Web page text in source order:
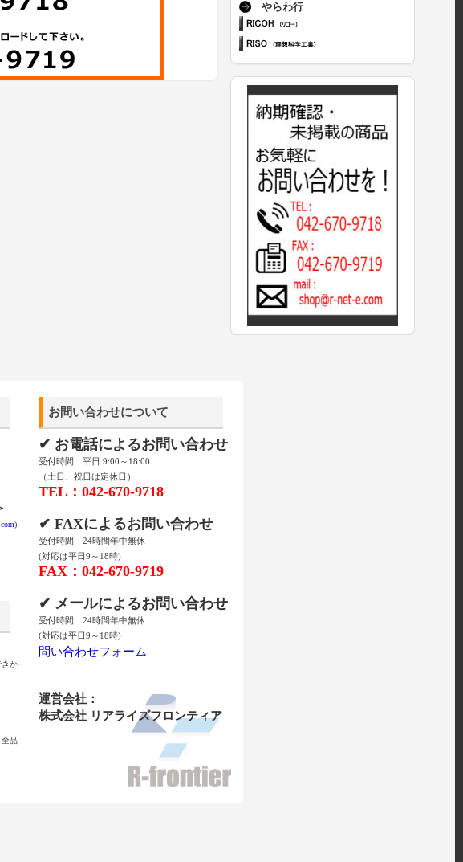
やらわ行
)
きか
全品
お問い合わせについて
✔ お電話によるお問い合わせ
受付時間 平日 9:00～18:00
（土日、祝日は定休日）
TEL：042-670-9718
✔ FAXによるお問い合わせ
受付時間 24時間年中無休
(対応は平日9～18時)
FAX：042-670-9719
✔ メールによるお問い合わせ
受付時間 24時間年中無休
(対応は平日9～18時)
問い合わせフォーム
運営会社：
株式会社 リアライズフロンティア